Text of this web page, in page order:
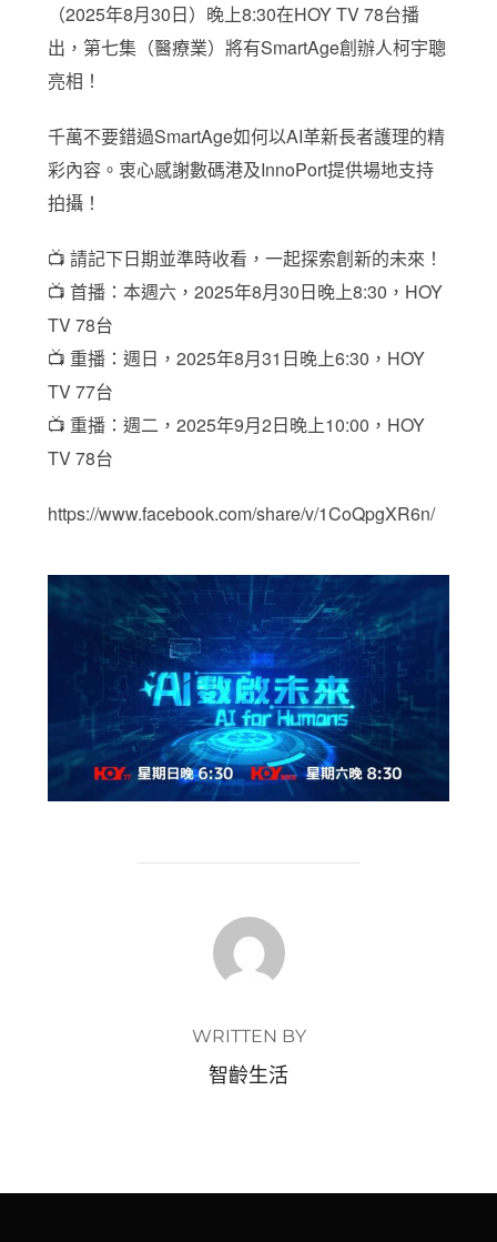
（2025年8月30日）晚上8:30在HOY TV 78台播
出，第七集（醫療業）將有SmartAge創辦人柯宇聰
亮相！
千萬不要錯過SmartAge如何以AI革新長者護理的精
彩內容。衷心感謝數碼港及InnoPort提供場地支持
拍攝！
📺 請記下日期並準時收看，一起探索創新的未來！
📺 首播：本週六，2025年8月30日晚上8:30，HOY
TV 78台
📺 重播：週日，2025年8月31日晚上6:30，HOY
TV 77台
📺 重播：週二，2025年9月2日晚上10:00，HOY
TV 78台
https://www.facebook.com/share/v/1CoQpgXR6n/
POST AUTHOR
WRITTEN BY
智齡生活